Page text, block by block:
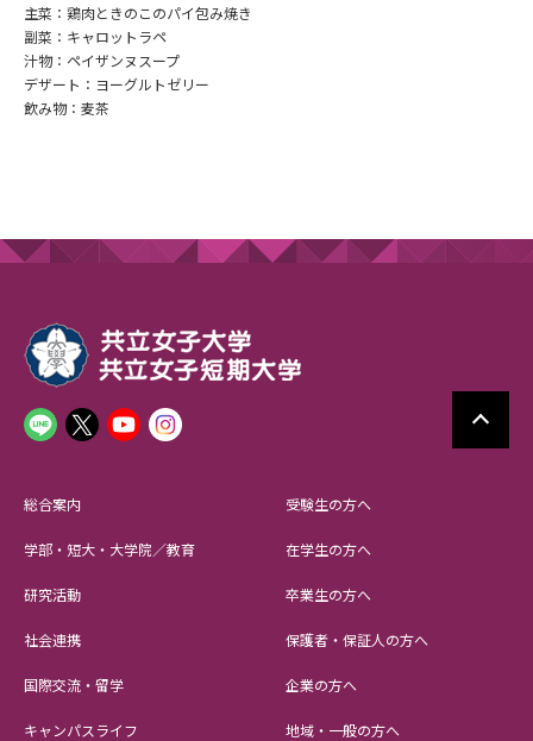
主菜：鶏肉ときのこのパイ包み焼き
副菜：キャロットラペ
汁物：ペイザンヌスープ
デザート：ヨーグルトゼリー
飲み物：麦茶
総合案内
学部・短大・大学院／教育
研究活動
社会連携
国際交流・留学
キャンパスライフ
受験生の方へ
在学生の方へ
卒業生の方へ
保護者・保証人の方へ
企業の方へ
地域・一般の方へ